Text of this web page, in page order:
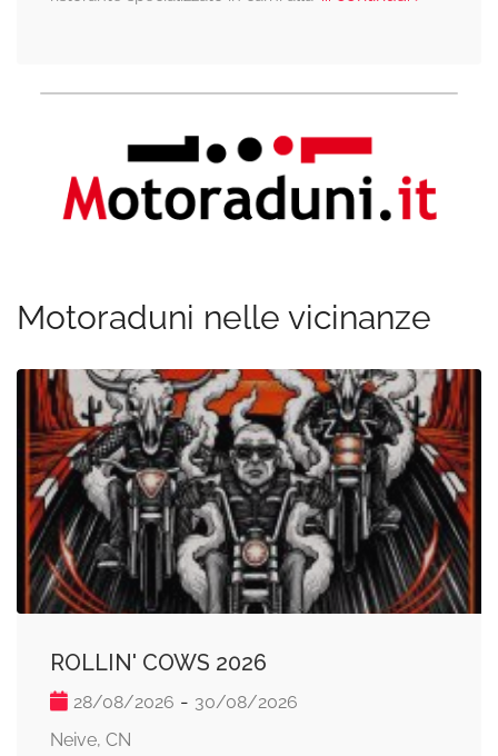
Motoraduni nelle vicinanze
ROLLIN' COWS 2026
28/08/2026 - 30/08/2026
Neive, CN